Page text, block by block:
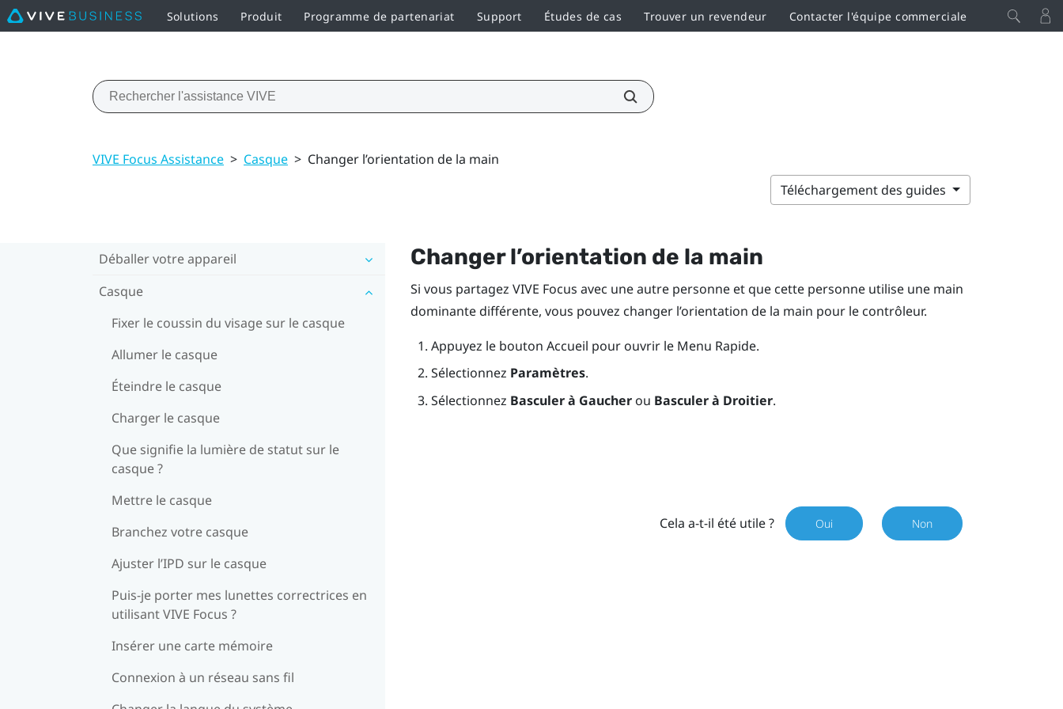
Solutions Produit Programme de partenariat Support Études de cas Trouver un revendeur Contacter l'équipe commerciale
VIVE Focus Assistance > Casque > Changer l’orientation de la main
Téléchargement des guides
Déballer votre appareil
Casque
Fixer le coussin du visage sur le casque
Allumer le casque
Éteindre le casque
Charger le casque
Que signifie la lumière de statut sur le
casque ?
Mettre le casque
Branchez votre casque
Ajuster l’IPD sur le casque
Puis-je porter mes lunettes correctrices en
utilisant VIVE Focus ?
Insérer une carte mémoire
Connexion à un réseau sans fil
Changer l’orientation de la main
Si vous partagez VIVE Focus avec une autre personne et que cette personne utilise une main
dominante différente, vous pouvez changer l’orientation de la main pour le contrôleur.
Appuyez le bouton Accueil pour ouvrir le Menu Rapide.
Sélectionnez Paramètres.
Sélectionnez Basculer à Gaucherou Basculer à Droitier.
Cela a-t-il été utile ? Oui Non